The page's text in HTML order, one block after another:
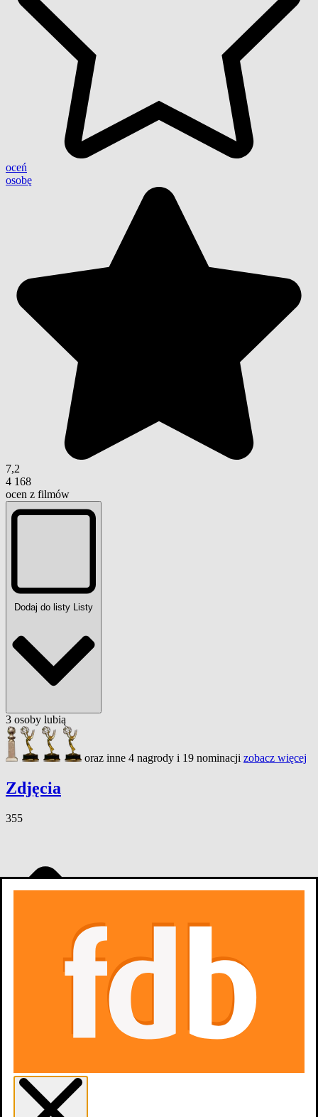
oceń
osobę
7,2
4 168
ocen z filmów
Dodaj do listy Listy
3 osoby lubią
oraz inne 4 nagrody i 19 nominacji zobacz więcej
Zdjęcia
355